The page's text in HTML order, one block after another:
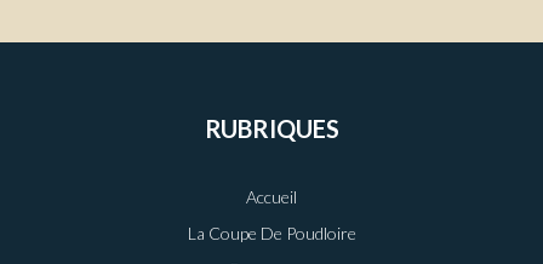
RUBRIQUES
Accueil
La Coupe De Poudloire